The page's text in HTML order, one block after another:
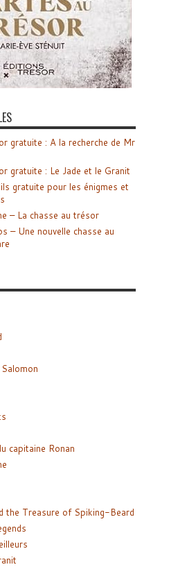
gratuite : A la recherche de Mr
gratuite : Le Jade et le Granit
gratuite pour les énigmes et
– La chasse au trésor
– Une nouvelle chasse au
capitaine Ronan
the Treasure of Spiking-Beard